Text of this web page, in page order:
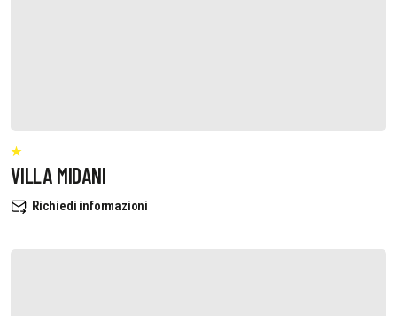
VILLA MIDANI
Richiedi informazioni